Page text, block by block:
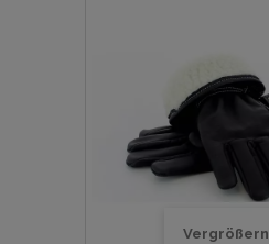
Vergrößern